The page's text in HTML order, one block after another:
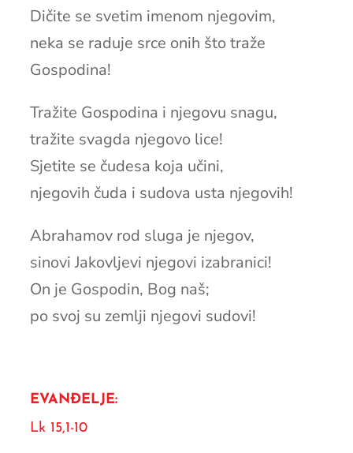
Dičite se svetim imenom njegovim,
neka se raduje srce onih što traže
Gospodina!
Tražite Gospodina i njegovu snagu,
tražite svagda njegovo lice!
Sjetite se čudesa koja učini,
njegovih čuda i sudova usta njegovih!
Abrahamov rod sluga je njegov,
sinovi Jakovljevi njegovi izabranici!
On je Gospodin, Bog naš;
po svoj su zemlji njegovi sudovi!
EVANĐELJE:
Lk 15,1-10